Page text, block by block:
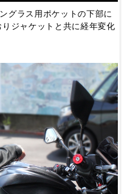
グラス用ポケットの下部に
ジャケットと共に経年変化